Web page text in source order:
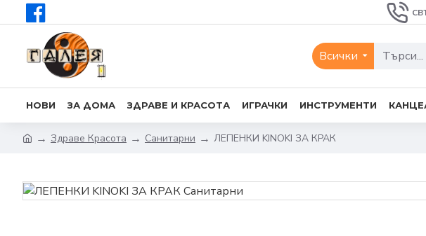
Всички
НОВИ ЗА ДОМА ЗДРАВЕ И КРАСОТА ИГРАЧКИ ИНСТРУМЕНТИ
Здраве Красота Санитарни ЛЕПЕНКИ KINOKI ЗА КРАК